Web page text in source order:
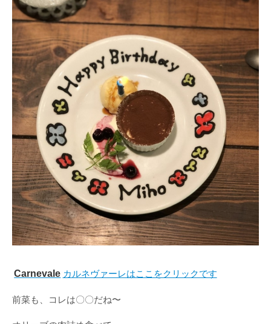
Carnevale カルネヴァーレはここをクリックです
前菜も、コレは〇〇だね〜